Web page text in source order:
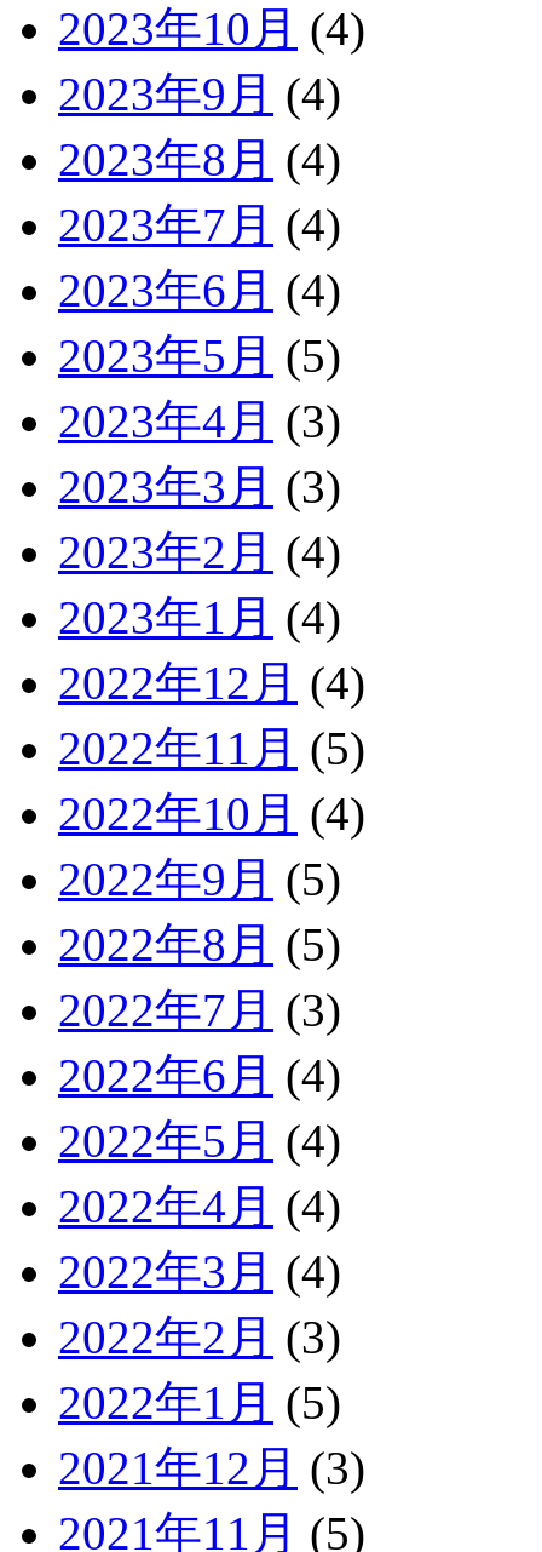
2023年10月 (4)
2023年9月 (4)
2023年8月 (4)
2023年7月 (4)
2023年6月 (4)
2023年5月 (5)
2023年4月 (3)
2023年3月 (3)
2023年2月 (4)
2023年1月 (4)
2022年12月 (4)
2022年11月 (5)
2022年10月 (4)
2022年9月 (5)
2022年8月 (5)
2022年7月 (3)
2022年6月 (4)
2022年5月 (4)
2022年4月 (4)
2022年3月 (4)
2022年2月 (3)
2022年1月 (5)
2021年12月 (3)
2021年11月 (5)